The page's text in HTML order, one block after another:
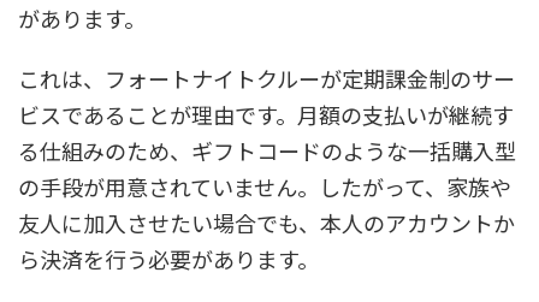
があります。
これは、フォートナイトクルーが定期課金制のサー
ビスであることが理由です。月額の支払いが継続す
る仕組みのため、ギフトコードのような一括購入型
の手段が用意されていません。したがって、家族や
友人に加入させたい場合でも、本人のアカウントか
ら決済を行う必要があります。